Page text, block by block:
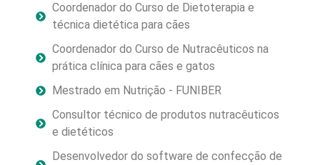
Coordenador do Curso de Dietoterapia e
técnica dietética para cães
Coordenador do Curso de Nutracêuticos na
prática clínica para cães e gatos
Mestrado em Nutrição - FUNIBER
Consultor técnico de produtos nutracêuticos
e dietéticos
Desenvolvedor do software de confecção de